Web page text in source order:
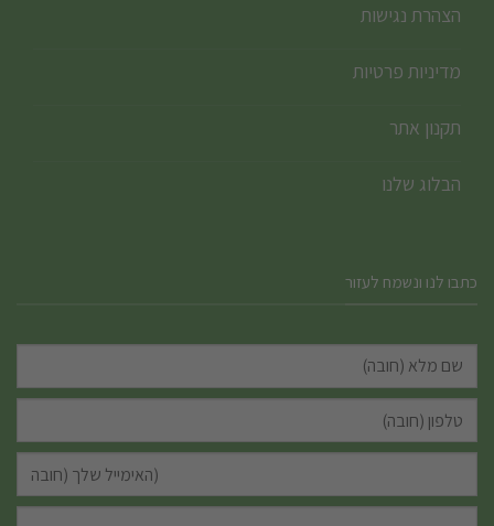
הצהרת נגישות
מדיניות פרטיות
תקנון אתר
הבלוג שלנו
כתבו לנו ונשמח לעזור